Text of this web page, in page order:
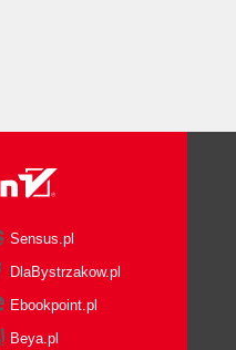
Sensus.pl
DlaBystrzakow.pl
Ebookpoint.pl
Beya.pl